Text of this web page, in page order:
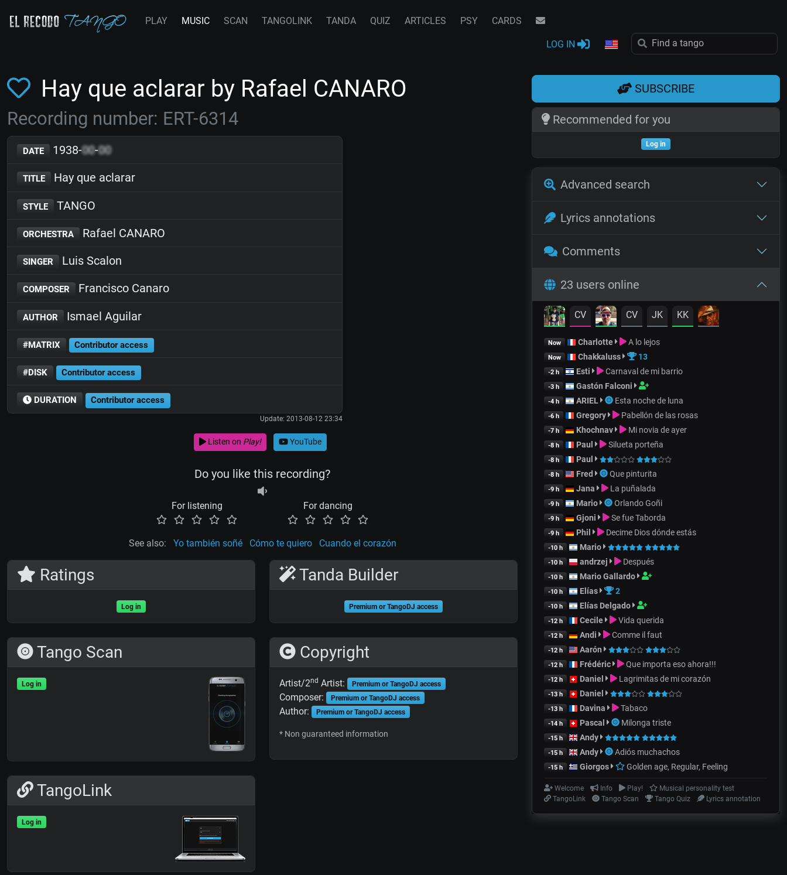
PLAY MUSIC SCAN TANGOLINK TANDA QUIZ ARTICLES PSY CARDS
LOG IN
Hay que aclarar by Rafael CANARO
Recording number: ERT-6314
DATE 1938-00-00
TITLE Hay que aclarar
STYLE TANGO
ORCHESTRA Rafael CANARO
SINGER Luis Scalon
COMPOSER Francisco Canaro
AUTHOR Ismael Aguilar
#MATRIX Contributor access
#DISK Contributor access
DURATION Contributor access
Update: 2013-08-12 23:34
Listen on Play! YouTube
Do you like this recording?
For listening For dancing
See also: Yo también soñé Cómo te quiero Cuando el corazón
Ratings
Log in
Tango Scan
Log in
TangoLink
Log in
Tanda Builder
Premium or TangoDJ access
Copyright
Artist/2nd Artist: Premium or TangoDJ access
Composer: Premium or TangoDJ access
Author: Premium or TangoDJ access
* Non guaranteed information
SUBSCRIBE
Recommended for you
Log in
Advanced search
Lyrics annotations
Comments
23 users online
CV CV JK KK
Now Charlotte A lo lejos
Now Chakkaluss 13
-2 h Esti Carnaval de mi barrio
-3 h Gastón Falconi
-4 h ARIEL Esta noche de luna
-6 h Gregory Pabellón de las rosas
-7 h Khochnav Mi novia de ayer
-8 h Paul Silueta porteña
-8 h Paul
-8 h Fred Que pinturita
-9 h Jana La puñalada
-9 h Mario Orlando Goñi
-9 h Gjoni Se fue Taborda
-9 h Phil Decime Dios dónde estás
-10 h Mario
-10 h andrzej Después
-10 h Mario Gallardo
-10 h Elías 2
-10 h Elías Delgado
-12 h Cecile Vida querida
-12 h Andi Comme il faut
-12 h Aarón
-12 h Frédéric Que importa eso ahora!!!
-12 h Daniel Lagrimitas de mi corazón
-13 h Daniel
-13 h Davina Tabaco
-14 h Pascal Milonga triste
-15 h Andy
-15 h Andy Adiós muchachos
-15 h Giorgos Golden age, Regular, Feeling
Welcome Info Play!
Musical personality test
TangoLink
Tango Scan Tango Quiz Lyrics annotation